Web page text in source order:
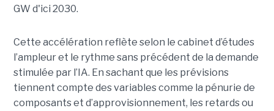
GW d'ici 2030.
Cette accélération reflète selon le cabinet d’études
l’ampleur et le rythme sans précédent de la demande
stimulée par l’IA. En sachant que les prévisions
tiennent compte des variables comme la pénurie de
composants et d’approvisionnement, les retards ou